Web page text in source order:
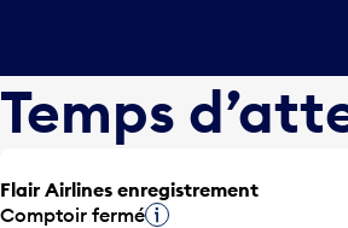
Temps
Flair Airlines enregistrement
Comptoir ferméInfobulle